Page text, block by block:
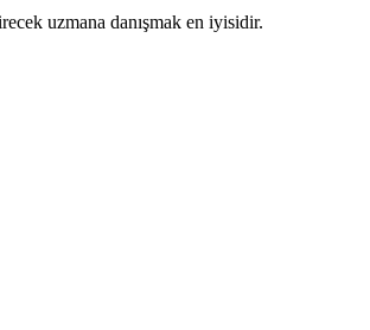
uzmana danışmak en iyisidir.